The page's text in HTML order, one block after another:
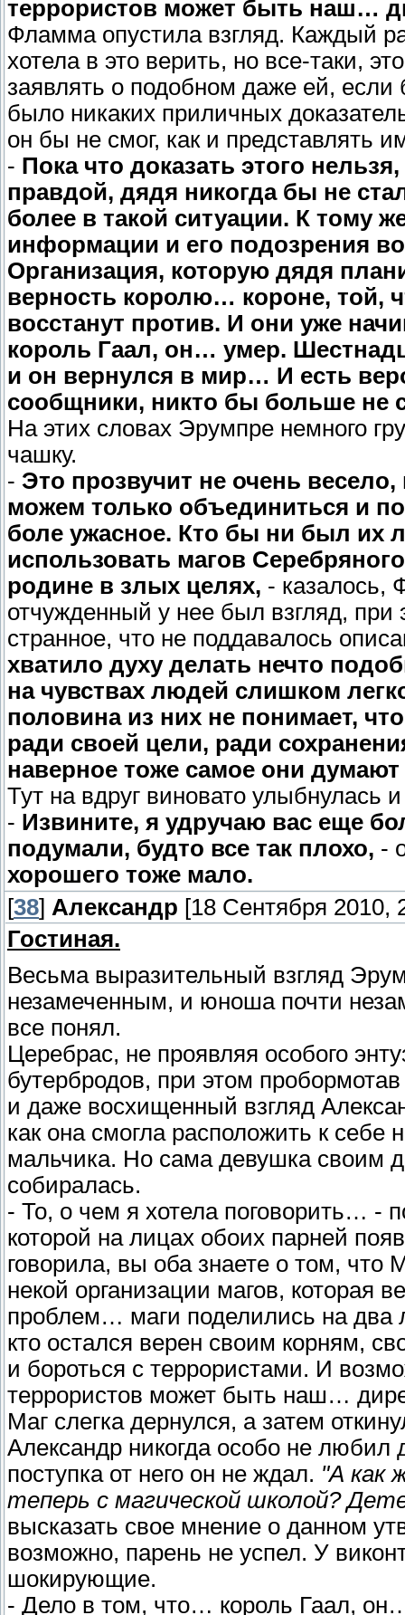
террористов может быть наш…
Фламма опустила взгляд. Каждый
хотела в это верить, но все-таки,
заявлять о подобном даже ей, если
было никаких приличных
он бы не смог, как и представлять
- Пока что доказать этого
правдой, дядя никогда бы не
более в такой ситуации. К тому
информации и его подозрения
Организация, которую дядя
верность королю… короне, той,
восстанут против. И они уже
король Гаал, он… умер.
и он вернулся в мир… И есть
сообщники, никто бы больше не
На этих словах Эрумпре немного
чашку.
- Это прозвучит не очень
можем только объединиться и
боле ужасное. Кто бы ни был их
использовать магов
родине в злых целях, - казалось,
отчужденный у нее был взгляд,
странное, что не поддавалось
хватило духу делать нечто
на чувствах людей слишком
половина из них не понимает,
ради своей цели, ради
наверное тоже самое они
Тут на вдруг виновато улыбнулась
- Извините, я удручаю вас еще
подумали, будто все так плохо, -
хорошего тоже мало.
[38] Александр [18 Сентября 2010,
Гостиная.
Весьма выразительный взгляд
незамеченным, и юноша почти
все понял.
Церебрас, не проявляя особого
бутербродов, при этом
и даже восхищенный взгляд
как она смогла расположить к себе
мальчика. Но сама девушка своим
собиралась.
- То, о чем я хотела поговорить… -
которой на лицах обоих парней
говорила, вы оба знаете о том,
некой организации магов, которая
проблем… маги поделились на два
кто остался верен своим корням,
и бороться с террористами. И
террористов может быть наш…
Маг слегка дернулся, а затем
Александр никогда особо не любил
поступка от него он не ждал. "А как
теперь с магической школой?
высказать свое мнение о данном
возможно, парень не успел. У
шокирующие.
- Дело в том, что… король Гаал,